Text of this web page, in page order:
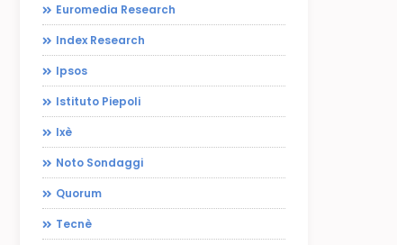
Euromedia Research
Index Research
Ipsos
Istituto Piepoli
Ixè
Noto Sondaggi
Quorum
Tecnè